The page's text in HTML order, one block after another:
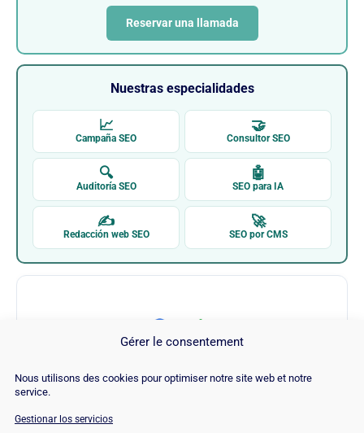
Gérer le consentement
Nous utilisons des cookies pour optimiser notre site web et notre
service.
Gestionar los servicios
Reservar una llamada
Nuestras especialidades
📈
Campaña SEO
🤝
Consultor SEO
🔍
Auditoría SEO
🤖
SEO para IA
✍
Redacción web SEO
🚀
SEO por CMS
Google